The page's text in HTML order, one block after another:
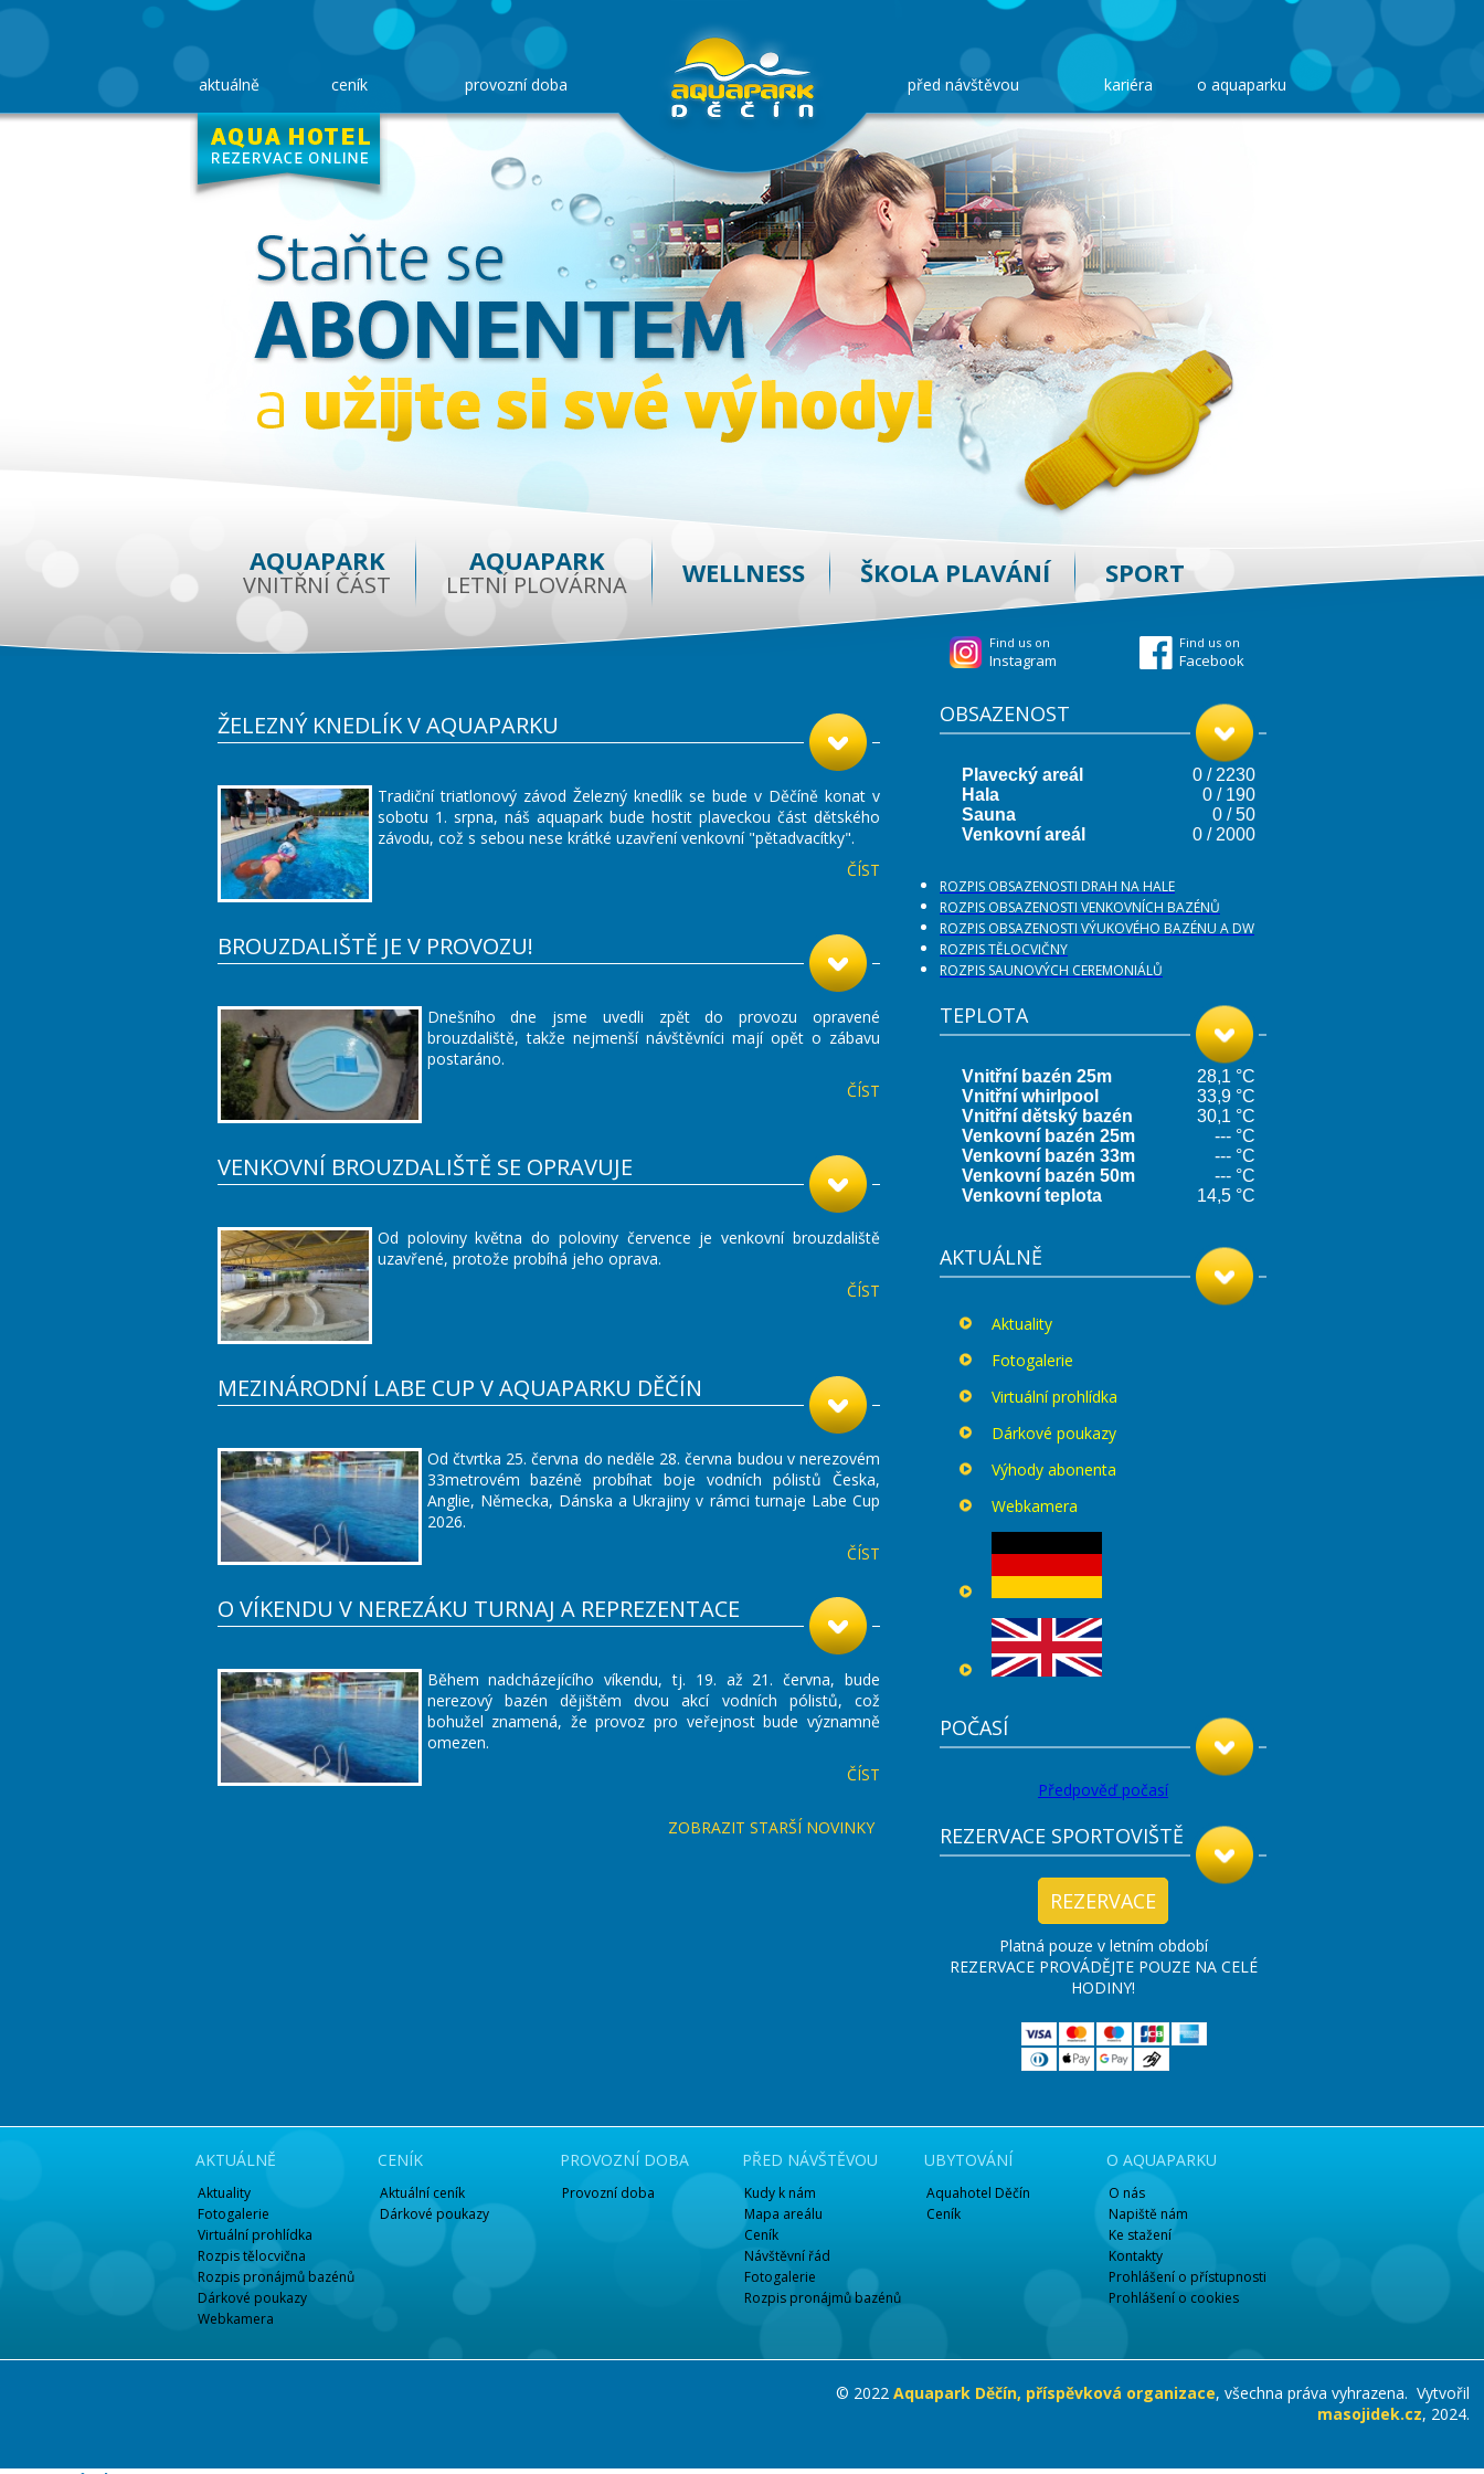
aktuálně ceník provozní doba před návštěvou kariéra o aquaparku
AQUAPARK
VNITŘNÍ ČÁST
AQUAPARK
LETNÍ PLOVÁRNA WELLNESS ŠKOLA PLAVÁNÍ SPORT
ŽELEZNÝ KNEDLÍK V AQUAPARKU
Tradiční triatlonový závod Železný knedlík se bude v Děčíně konat v
sobotu 1. srpna, náš aquapark bude hostit plaveckou část dětského
závodu, což s sebou nese krátké uzavření venkovní "pětadvacítky".
ČÍST
BROUZDALIŠTĚ JE V PROVOZU!
Dnešního dne jsme uvedli zpět do provozu opravené
brouzdaliště, takže nejmenší návštěvníci mají opět o zábavu
postaráno.
ČÍST
VENKOVNÍ BROUZDALIŠTĚ SE OPRAVUJE
Od poloviny května do poloviny července je venkovní brouzdaliště
uzavřené, protože probíhá jeho oprava.
ČÍST
MEZINÁRODNÍ LABE CUP V AQUAPARKU DĚČÍN
Od čtvrtka 25. června do neděle 28. června budou v nerezovém
33metrovém bazéně probíhat boje vodních pólistů Česka,
Anglie, Německa, Dánska a Ukrajiny v rámci turnaje Labe Cup
2026.
ČÍST
O VÍKENDU V NEREZÁKU TURNAJ A REPREZENTACE
Během nadcházejícího víkendu, tj. 19. až 21. června, bude
nerezový bazén dějištěm dvou akcí vodních pólistů, což
bohužel znamená, že provoz pro veřejnost bude významně
omezen.
ČÍST
ZOBRAZIT STARŠÍ NOVINKY
Find us on
Facebook
Find us on
Instagram
OBSAZENOST
ROZPIS OBSAZENOSTI DRAH NA HALE
ROZPIS OBSAZENOSTI VENKOVNÍCH BAZÉNŮ
ROZPIS OBSAZENOSTI VÝUKOVÉHO BAZÉNU A DW
ROZPIS TĚLOCVIČNY
ROZPIS SAUNOVÝCH CEREMONIÁLŮ
TEPLOTA
AKTUÁLNĚ
Aktuality
Fotogalerie
Virtuální prohlídka
Dárkové poukazy
Výhody abonenta
Webkamera
POČASÍ
Předpověď počasí
REZERVACE SPORTOVIŠTĚ
REZERVACE
Platná pouze v letním období
REZERVACE PROVÁDĚJTE POUZE NA CELÉ
HODINY!
AKTUÁLNĚ
Aktuality
Fotogalerie
Virtuální prohlídka
Rozpis tělocvična
Rozpis pronájmů bazénů
Dárkové poukazy
Webkamera
CENÍK
Aktuální ceník
Dárkové poukazy
PROVOZNÍ DOBA
Provozní doba
PŘED NÁVŠTĚVOU
Kudy k nám
Mapa areálu
Ceník
Návštěvní řád
Fotogalerie
Rozpis pronájmů bazénů
UBYTOVÁNÍ
Aquahotel Děčín
Ceník
O AQUAPARKU
O nás
Napiště nám
Ke stažení
Kontakty
Prohlášení o přístupnosti
Prohlášení o cookies
© 2022 Aquapark Děčín, příspěvková organizace, všechna práva vyhrazena. Vytvořil
masojidek.cz, 2024.